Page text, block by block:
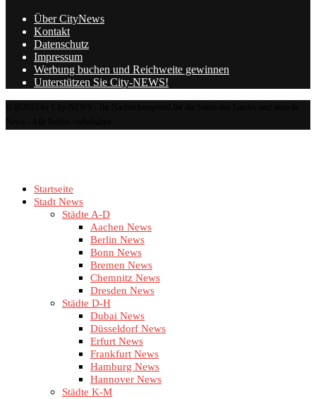
Über CityNews
Kontakt
Datenschutz
Impressum
Werbung buchen und Reichweite gewinnen
Unterstützen Sie City-NEWS!
Startseite
Stadt News
Städte A-D
Aachen News
Berlin News
Bonn News
Bremen News
Chemnitz News
Dresden News
Städte D-H
Dubai News
Düsseldorf News
Erfurt News
Frankfurt News
Hamburg News
Hannover News
Städte K-M